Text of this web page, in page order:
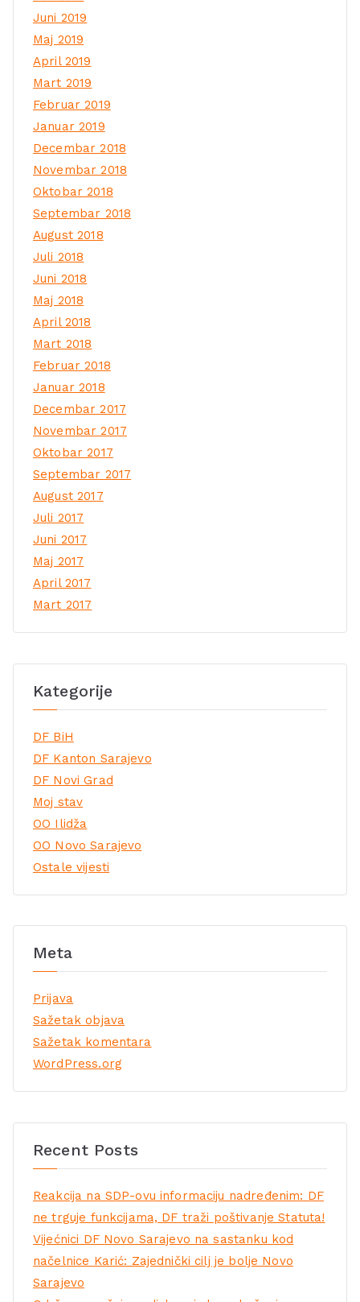
Juni 2019
Maj 2019
April 2019
Mart 2019
Februar 2019
Januar 2019
Decembar 2018
Novembar 2018
Oktobar 2018
Septembar 2018
August 2018
Juli 2018
Juni 2018
Maj 2018
April 2018
Mart 2018
Februar 2018
Januar 2018
Decembar 2017
Novembar 2017
Oktobar 2017
Septembar 2017
August 2017
Juli 2017
Juni 2017
Maj 2017
April 2017
Mart 2017
Kategorije
DF BiH
DF Kanton Sarajevo
DF Novi Grad
Moj stav
OO Ilidža
OO Novo Sarajevo
Ostale vijesti
Meta
Prijava
Sažetak objava
Sažetak komentara
WordPress.org
Recent Posts
Reakcija na SDP-ovu informaciju nadređenim: DF
ne trguje funkcijama, DF traži poštivanje Statuta!
Vijećnici DF Novo Sarajevo na sastanku kod
načelnice Karić: Zajednički cilj je bolje Novo
Sarajevo